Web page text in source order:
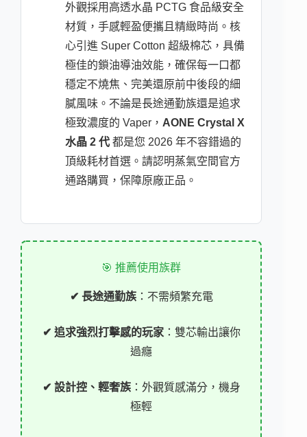
外觀採用高透水晶 PCTG 食品級安全
材質，手感輕盈便攜且精緻時尚。核
心引進 Super Cotton 超級棉芯，具備
極佳的鎖油導油效能，確保每一口都
穩定不燒焦、完美還原前中後段的細
膩風味。不論是長途通勤族還是追求
極致濃度的 Vaper， AONE Crystal X
水晶 2 代都是您 2026 年不容錯過的
頂級耗材首選。請認明蒸氣空間官方
通路購買，保障原廠正品。
🎯 推薦使用族群
✔ 長途通勤族：不需頻繁充電
✔ 追求強烈打擊感的玩家：雙芯輸出讓你
過癮
✔ 設計控、輕奢族：外觀質感滿分，機身
極輕